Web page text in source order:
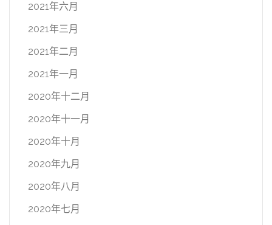
2021年六月
2021年三月
2021年二月
2021年一月
2020年十二月
2020年十一月
2020年十月
2020年九月
2020年八月
2020年七月